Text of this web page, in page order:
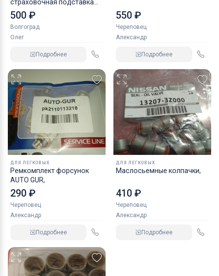
страховочная подставка
NORDBERG 2 т
500 ₽
Волгоград
Олег
Подробнее
550 ₽
Череповец
Александр
Подробнее
ДЛЯ ЛЕГКОВЫХ
Ремкомплект форсунок
AUTO GUR,
290 ₽
Череповец
Александр
Подробнее
ДЛЯ ЛЕГКОВЫХ
Маслосьемные колпачки,
410 ₽
Череповец
Александр
Подробнее